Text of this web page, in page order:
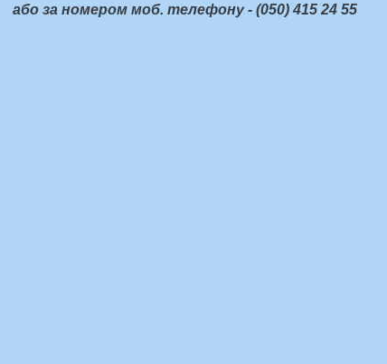
або за номером моб. телефону - (050) 415 24 55